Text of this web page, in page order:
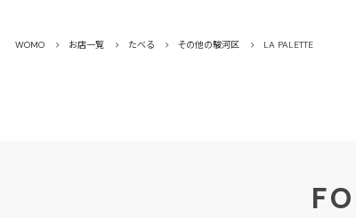
WOMO お店一覧 たべる その他の駿河区 LA PALETTE